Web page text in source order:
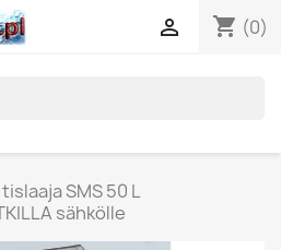
shopping_cart (0)

tislaaja SMS 50 L
sähkölle